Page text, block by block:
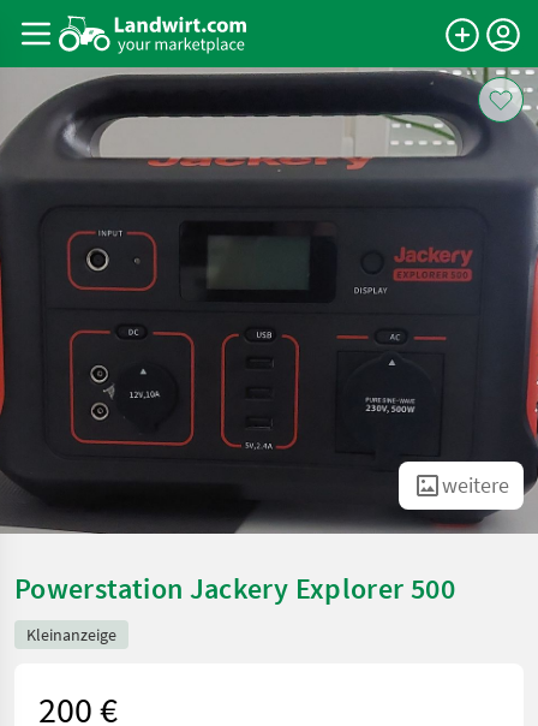
weitere
Powerstation Jackery Explorer 500
Kleinanzeige
200 €